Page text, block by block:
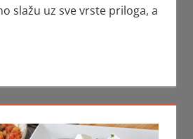
slažu uz sve vrste priloga, a